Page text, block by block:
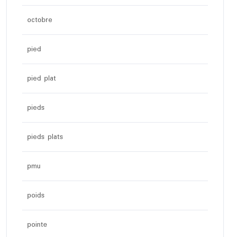
octobre
pied
pied plat
pieds
pieds plats
pmu
poids
pointe